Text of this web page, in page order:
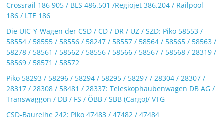
Crossrail 186 905 / BLS 486.501 /Regiojet 386.204 / Railpool
186 / LTE 186
Die UIC-Y-Wagen der CSD / CD / DR / UZ / SZD: Piko 58553 /
58554 / 58555 / 58556 / 58247 / 58557 / 58564 / 58565 / 58563 /
58278 / 58561 / 58562 / 58556 / 58566 / 58567 / 58568 / 28319 /
58569 / 58571 / 58572
Piko 58293 / 58296 / 58294 / 58295 / 58297 / 28304 / 28307 /
28317 / 28308 / 58481 / 28337: Teleskophaubenwagen DB AG /
Transwaggon / DB / FS / ÖBB / SBB (Cargo)/ VTG
CSD-Baureihe 242: Piko 47483 / 47482 / 47484